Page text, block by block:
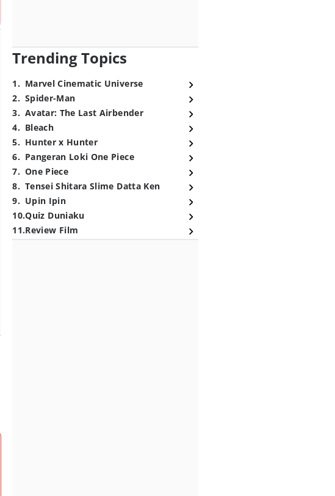
Trending Topics
1. Marvel Cinematic Universe
2. Spider-Man
3. Avatar: The Last Airbender
4. Bleach
5. Hunter x Hunter
6. Pangeran Loki One Piece
7. One Piece
8. Tensei Shitara Slime Datta Ken
9. Upin Ipin
10.Quiz Duniaku
11.Review Film